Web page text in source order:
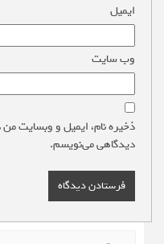
ایمیل
وب‌ سایت
ذخیره نام، ایمیل و وبسایت من
دیدگاهی می‌نویسم.